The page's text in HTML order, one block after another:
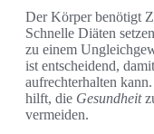
Der Körper benötigt
Schnelle Diäten
zu einem
ist entscheidend,
aufrechterhalten
hilft, die Gesundheit
vermeiden.